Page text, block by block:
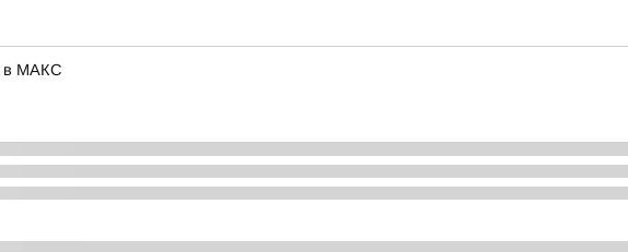
в МАКС